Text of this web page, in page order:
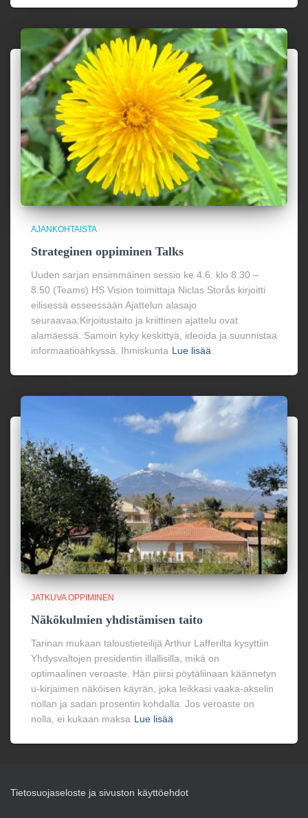
AJANKOHTAISTA
Strateginen oppiminen Talks
Uuden sarjan ensimmäinen sessio ke 4.6. klo 8.30 –
8.50 (Teams) HS Vision toimittaja Niclas Storås kirjoitti
eilisessä esseessään Ajattelun alasajo
seuraavaa:Kirjoitustaito ja kriittinen ajattelu ovat
alamäessä. Samoin kyky keskittyä, ideoida ja suunnistaa
informaatio­ähkyssä. Ihmiskunta Lue lisää
JATKUVA OPPIMINEN
Näkökulmien yhdistämisen taito
Tarinan mukaan taloustieteilijä Arthur Lafferilta kysyttiin
Yhdysvaltojen presidentin illallisilla, mikä on
optimaalinen veroaste. Hän piirsi pöytäliinaan käännetyn
u-kirjaimen näköisen käyrän, joka leikkasi vaaka-akselin
nollan ja sadan prosentin kohdalla. Jos veroaste on
nolla, ei kukaan maksa Lue lisää
Tietosuojaseloste ja sivuston käyttöehdot